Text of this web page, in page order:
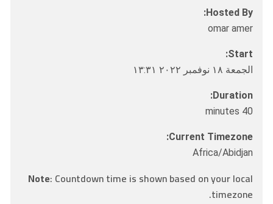
Hosted By:
omar amer
Start:
الجمعة ١٨ نوفمبر ٢٠٢٢ ١٣:٣١
Duration:
40 minutes
Current Timezone:
Africa/Abidjan
Note: Countdown time is shown based on your local
timezone.